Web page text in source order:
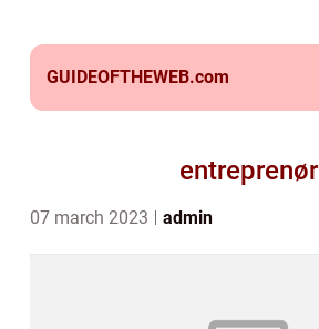
GUIDEOFTHEWEB.com
entreprenør
07 march 2023 admin